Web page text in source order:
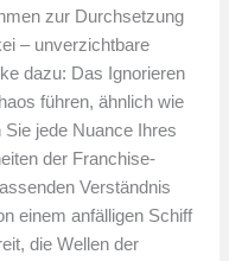
zur Durchsetzung
– unverzichtbare
dazu: Das Ignorieren
führen, ähnlich wie
jede Nuance Ihres
der Franchise-
Verständnis
einem anfälligen Schiff
die Wellen der